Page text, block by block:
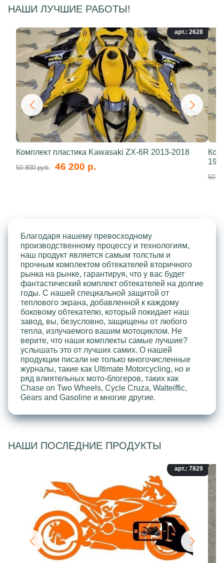
НАШИ ЛУЧШИЕ РАБОТЫ!
арт.: 2628
Комплект пластика Kawasaki ZX-6R 2013-2018
50 800 руб. 46 200 р.
50
Благодаря нашему превосходному
производственному процессу и технологиям,
наш продукт является самым толстым и
прочным комплектом обтекателей вторичного
рынка на рынке, гарантируя, что у вас будет
фантастический комплект обтекателей на долгие
годы. С нашей специальной защитой от
теплового экрана, добавленной к каждому
боковому обтекателю, который покидает наш
завод, вы, безусловно, защищены от любого
тепла, излучаемого вашим мотоциклом. Не
верите, что наши комплекты самые лучшие?
услышать это от лучших самих. О нашей
продукции писали не только многочисленные
журналы, такие как Ultimate Motorcycling, но и
ряд влиятельных мото-блогеров, таких как
Chase on Two Wheels, Cycle Cruza, Walteiffic,
Gears and Gasoline и многие другие.
НАШИ ПОСЛЕДНИЕ ПРОДУКТЫ
арт.: 7829